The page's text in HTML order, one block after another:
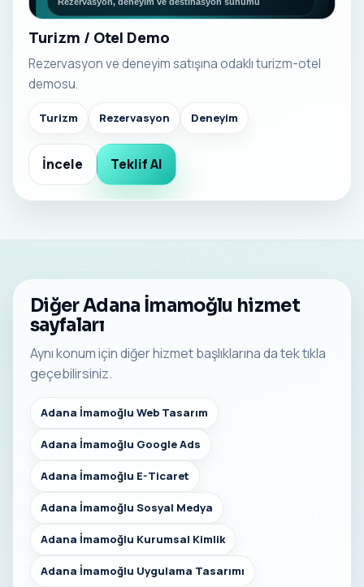
Turizm / Otel Demo
Rezervasyon ve deneyim satışına odaklı turizm-otel
demosu.
Turizm Rezervasyon Deneyim
İncele Teklif Al
Diğer Adana İmamoğlu hizmet
sayfaları
Aynı konum için diğer hizmet başlıklarına da tek tıkla
geçebilirsiniz.
Adana İmamoğlu Web Tasarım
Adana İmamoğlu Google Ads
Adana İmamoğlu E-Ticaret
Adana İmamoğlu Sosyal Medya
Adana İmamoğlu Kurumsal Kimlik
Adana İmamoğlu Uygulama Tasarımı